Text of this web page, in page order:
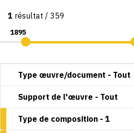
Consultation par image
1 résultat / 359
Type œuvre/document - Tout
Support de l'œuvre - Tout
Type de composition - 1